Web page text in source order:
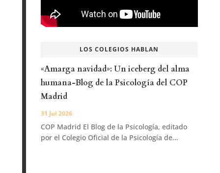
LOS COLEGIOS HABLAN
«Amarga navidad»: Un iceberg del alma
humana-Blog de la Psicología del COP
Madrid
31 Jul 2026
COP Madrid El Blog de la Psicología, editado
por el Colegio Oficial de la Psicología de...